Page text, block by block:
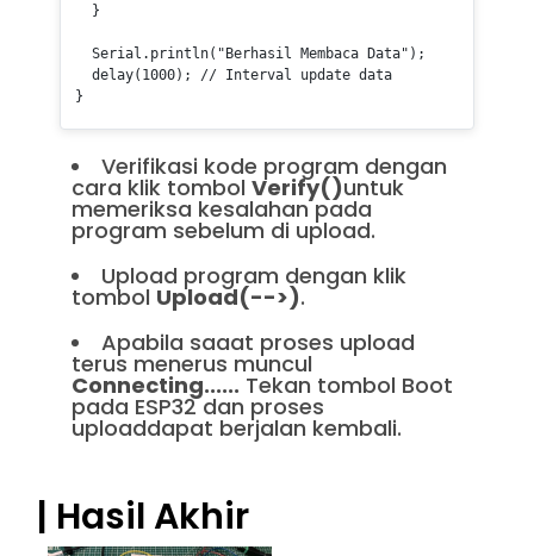
  }
  Serial.
println( "Berhasil Membaca Data" );
delay( 1000); // Interval update data
}
Verifikasi kode program dengan
cara klik tombol Verify()untuk
memeriksa kesalahan pada
program sebelum di upload.
Upload program dengan klik
tombol Upload(-->).
Apabila saaat proses upload
terus menerus muncul
Connecting...... Tekan tombol Boot
pada ESP32 dan proses
uploaddapat berjalan kembali.
| Hasil Akhir